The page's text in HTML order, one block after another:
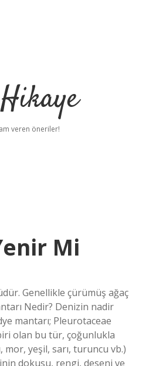
veren öneriler!
Mi
Genellikle çürümüş ağaç
Nedir? Denizin nadir
mantarı; Pleurotaceae
olan bu tür, çoğunlukla
mor, yeşil, sarı, turuncu vb.)
dokusu, rengi, deseni ve